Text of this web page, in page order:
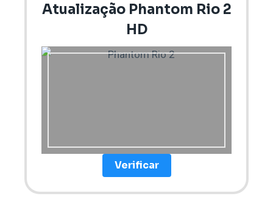
Atualização Phantom Rio 2
HD
Verificar